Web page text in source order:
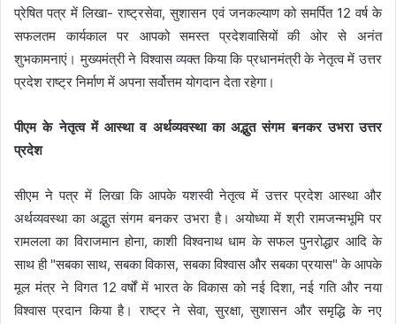
प्रेषित पत्र में लिखा- राष्ट्रसेवा, सुशासन एवं जनकल्याण को समर्पित 12 वर्ष के
सफलतम कार्यकाल पर आपको समस्त प्रदेशवासियों की ओर से अनंत
शुभकामनाएं। मुख्यमंत्री ने विश्वास व्यक्त किया कि प्रधानमंत्री के नेतृत्व में उत्तर
प्रदेश राष्ट्र निर्माण में अपना सर्वोत्तम योगदान देता रहेगा।
पीएम के नेतृत्व में आस्था व अर्थव्यवस्था का अद्भुत संगम बनकर उभरा उत्तर
प्रदेश
सीएम ने पत्र में लिखा कि आपके यशस्वी नेतृत्व में उत्तर प्रदेश आस्था और
अर्थव्यवस्था का अद्भुत संगम बनकर उभरा है। अयोध्या में श्री रामजन्मभूमि पर
रामलला का विराजमान होना, काशी विश्वनाथ धाम के सफल पुनरोद्धार आदि के
साथ ही "सबका साथ, सबका विकास, सबका विश्वास और सबका प्रयास" के आपके
मूल मंत्र ने विगत 12 वर्षों में भारत के विकास को नई दिशा, नई गति और नया
विश्वास प्रदान किया है। राष्ट्र ने सेवा, सुरक्षा, सुशासन और समृद्धि के नए